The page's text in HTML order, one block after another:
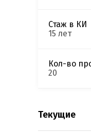
Стаж в КИ
15 лет
Кол-во
20
Текущие